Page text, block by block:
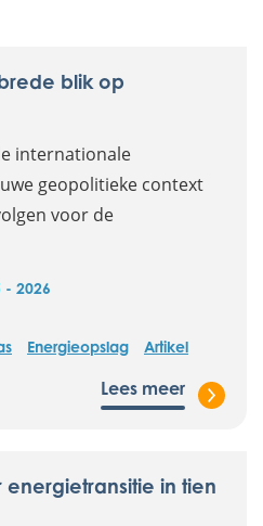
blik op
internationale
geopolitieke context
voor de
- 2026
Energieopslag Artikel
Lees meer
energietransitie in tien